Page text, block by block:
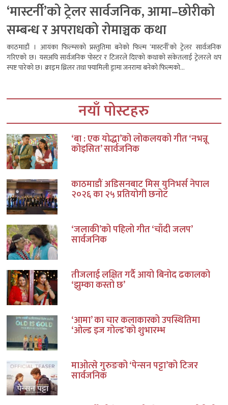
‘मास्टर्नी’को ट्रेलर सार्वजनिक, आमा–छोरीको
सम्बन्ध र अपराधको रोमाञ्चक कथा
काठमाडौं । आयंका फिल्म्सको प्रस्तुतिमा बनेको फिल्म ‘मास्टर्नी’को ट्रेलर सार्वजनिक
गरिएको छ। यसअघि सार्वजनिक पोस्टर र टिजरले दिएको कथाको संकेतलाई ट्रेलरले थप
स्पष्ट पारेको छ। क्राइम थ्रिलर तथा फ्यामिली ड्रामा जनरामा बनेको फिल्मको...
नयाँ पोस्टहरु
‘बा : एक योद्धा’को लोकलयको गीत ‘नभन्नू
कोइसित’ सार्वजनिक
काठमाडौं अडिसनबाट मिस युनिभर्स नेपाल
२०२६ का २५ प्रतियोगी छनोट
‘जलाकी’को पहिलो गीत ‘चाँदी जलप’
सार्वजनिक
तीजलाई लक्षित गर्दै आयो बिनोद ढकालको
‘झुम्का कस्तो छ’
‘आमा’ का चार कलाकारको उपस्थितिमा
‘ओल्ड इज गोल्ड’को शुभारम्भ
माओत्से गुरुङको ‘पेन्सन पट्टा’को टिजर
सार्वजनिक